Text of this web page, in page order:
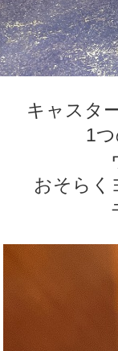
キャスタ
1
おそらく